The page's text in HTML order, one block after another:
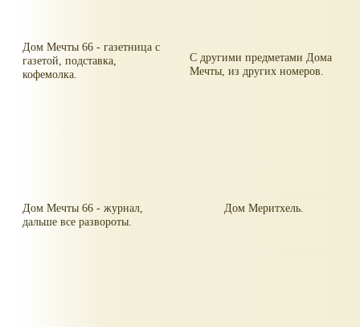
Дом Мечты 66 - газетница с
газетой, подставка,
кофемолка.
С другими предметами Дома
Мечты, из других номеров.
Дом Мечты 66 - журнал,
дальше все развороты.
Дом Меритхель.